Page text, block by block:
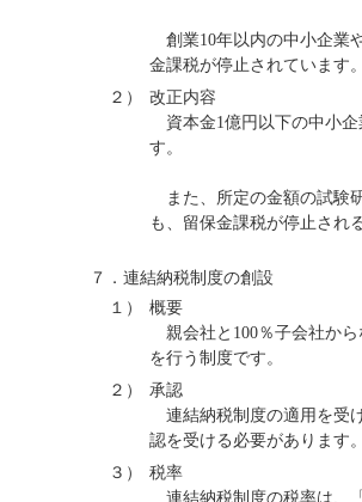
創業10年以内の中小企業
金課税が停止されています
２）
改正内容
資本金1億円以下の中小企
す。
また、所定の金額の試験
も、留保金課税が停止され
７．連結納税制度の創設
１）
概要
親会社と100％子会社から
を行う制度です。
２）
承認
連結納税制度の適用を受
認を受ける必要があります
３）
税率
連結納税制度の税率は、